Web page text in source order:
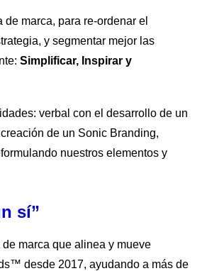
marca, para re-ordenar el
y segmentar mejor las
Simplificar, Inspirar y
verbal con el desarrollo de un
de un Sonic Branding,
nuestros elementos y
sí”
marca que alinea y mueve
desde 2017, ayudando a más de